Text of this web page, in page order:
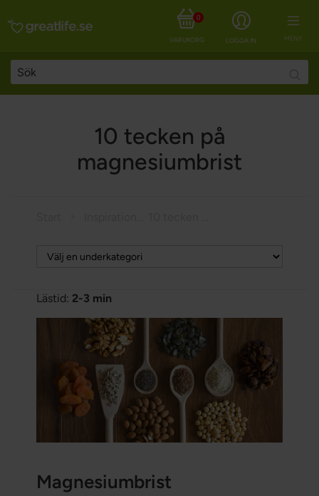
MENY
LOGGA IN
VARUKORG
0
10 tecken på
magnesiumbrist
Lästid: 2-3 min
Magnesiumbrist